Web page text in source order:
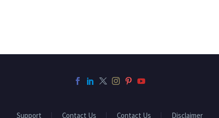
Support Contact Us Contact Us Disclaimer